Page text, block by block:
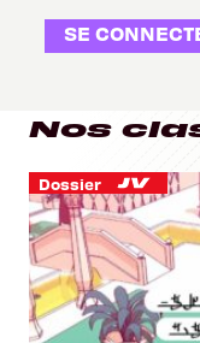
SE
Nos
Dossier